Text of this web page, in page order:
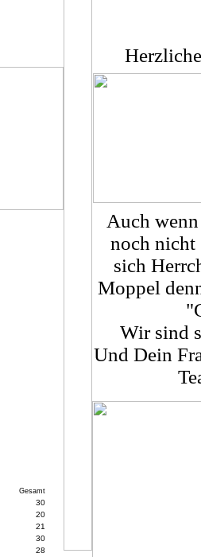
Auch
noch nicht
sich
Moppel
Wir sind
Und Dein
Gesamt
30
20
21
30
28